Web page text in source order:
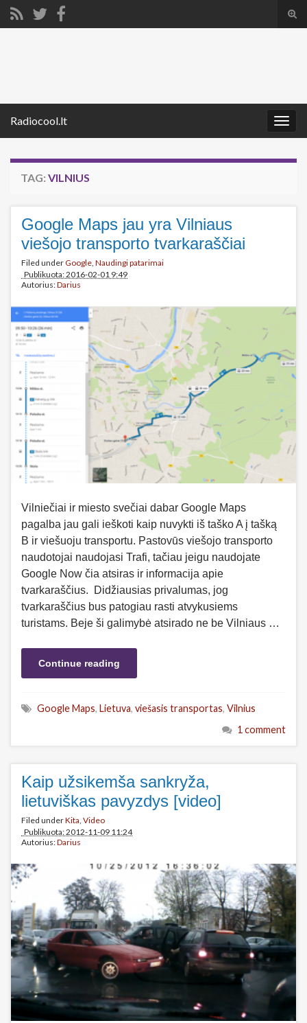
Radiocool.lt
TAG: VILNIUS
Google Maps jau yra Vilniaus
viešojo transporto tvarkaraščiai
Filed underGoogle, Naudingi patarimai
Publikuota: 2016-02-01 9:49
Autorius:Darius
Vilniečiai ir miesto svečiai dabar Google Maps
pagalba jau gali ieškoti kaip nuvykti iš taško A į tašką
B ir viešuoju transportu. Pastovūs viešojo transporto
naudotojai naudojasi Trafi, tačiau jeigu naudojate
Google Now čia atsiras ir informacija apie
tvarkaraščius. Didžiausias privalumas, jog
tvarkaraščius bus patogiau rasti atvykusiems
turistams. Beje ši galimybė atsirado ne be Vilniaus …
Continue reading
Google Maps, Lietuva, viešasis transportas, Vilnius
1 comment
Kaip užsikemša sankryža,
lietuviškas pavyzdys [video]
Filed underKita Video
Publikuota: 2012-11-09 11:24
Autorius:Darius